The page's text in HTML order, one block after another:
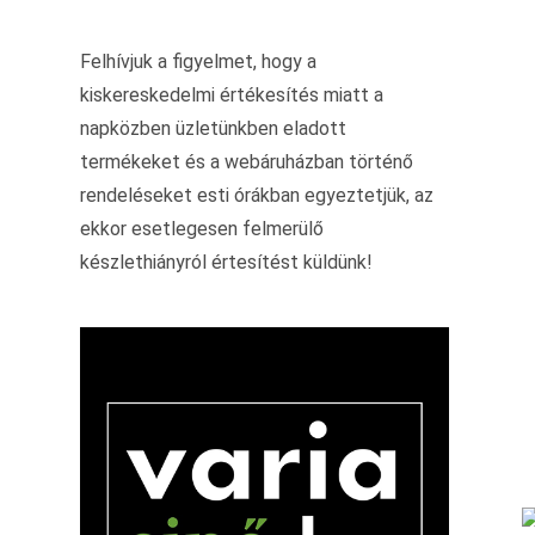
Felhívjuk a figyelmet, hogy a
kiskereskedelmi értékesítés miatt a
napközben üzletünkben eladott
termékeket és a webáruházban történő
rendeléseket esti órákban egyeztetjük, az
ekkor esetlegesen felmerülő
készlethiányról értesítést küldünk!